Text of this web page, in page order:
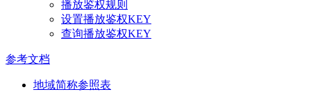
播放鉴权规则
设置播放鉴权KEY
查询播放鉴权KEY
参考文档
地域简称参照表